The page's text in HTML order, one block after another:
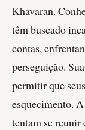
Khavaran.
têm buscado
contas,
perseguição.
permitir que
esquecimento.
tentam se reunir